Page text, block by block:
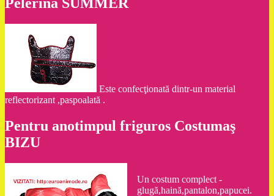
Este confecţionată dintr-un material
reflectorizant ,paspoalată .
Pentru anotimpul friguros Costumaş
BIZU
Un costum complect -
glugă,haină,pantalon,papucei.